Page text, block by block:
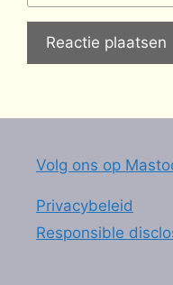
Volg ons op
Privacybeleid
Responsible